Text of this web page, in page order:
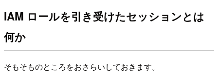
IAM ロールを引き受けたセッションとは
何か
そもそものところをおさらいしておきます。